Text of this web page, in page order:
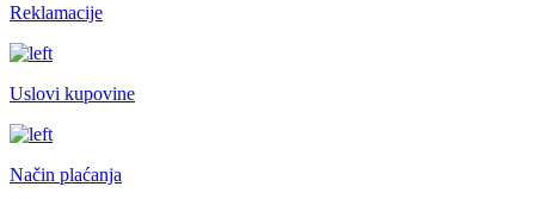
Reklamacije
Uslovi kupovine
Način plaćanja